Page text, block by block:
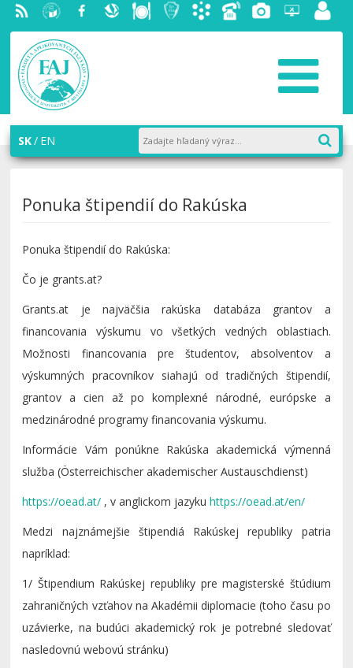
RSS EU v
Bratislave
FacebookSlovenskáStravovanie
ŠtudentskýAkademický
TelefónnyFotogaléria
Helpdesk
SK EN
Ponuka štipendií do Rakúska
Ponuka štipendií do Rakúska:
Čo je grants.at?
Grants.at je najväčšia rakúska databáza grantov a
financovania výskumu vo všetkých vedných oblastiach.
Možnosti financovania pre študentov, absolventov a
výskumných pracovníkov siahajú od tradičných štipendií,
grantov a cien až po komplexné národné, európske a
medzinárodné programy financovania výskumu.
Informácie Vám ponúkne Rakúska akademická výmenná
služba (Österreichischer akademischer Austauschdienst)
https://oead.at/ , v anglickom jazykuhttps://oead.at/en/
Medzi najznámejšie štipendiá Rakúskej republiky patria
napríklad:
1/ Štipendium Rakúskej republiky pre magisterské štúdium
zahraničných vzťahov na Akadémii diplomacie (toho času po
uzávierke, na budúci akademický rok je potrebné sledovať
nasledovnú webovú stránku)